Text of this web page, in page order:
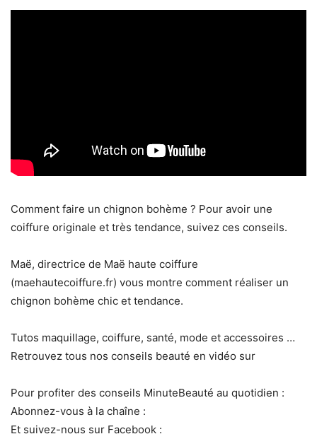
Comment faire un chignon bohème ? Pour avoir une
coiffure originale et très tendance, suivez ces conseils.
Maë, directrice de Maë haute coiffure
(maehautecoiffure.fr) vous montre comment réaliser un
chignon bohème chic et tendance.
Tutos maquillage, coiffure, santé, mode et accessoires …
Retrouvez tous nos conseils beauté en vidéo sur
Pour profiter des conseils MinuteBeauté au quotidien :
Abonnez-vous à la chaîne :
Et suivez-nous sur Facebook :